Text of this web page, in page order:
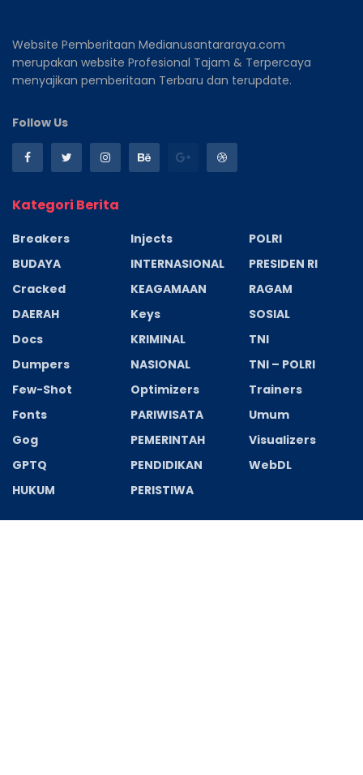
Website Pemberitaan Medianusantararaya.com
merupakan website Profesional Tajam & Terpercaya
menyajikan pemberitaan Terbaru dan terupdate.
Follow Us
Kategori Berita
Breakers
BUDAYA
Cracked
DAERAH
Docs
Dumpers
Few-Shot
Fonts
Gog
GPTQ
HUKUM
Injects
INTERNASIONAL
KEAGAMAAN
Keys
KRIMINAL
NASIONAL
Optimizers
PARIWISATA
PEMERINTAH
PENDIDIKAN
PERISTIWA
POLRI
PRESIDEN RI
RAGAM
SOSIAL
TNI
TNI – POLRI
Trainers
Umum
Visualizers
WebDL